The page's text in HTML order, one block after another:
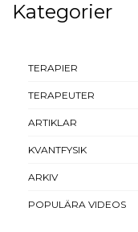
Kategorier
TERAPIER
TERAPEUTER
ARTIKLAR
KVANTFYSIK
ARKIV
POPULÄRA VIDEOS